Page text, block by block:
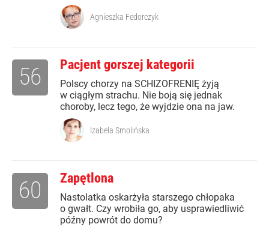
Agnieszka Fedorczyk
Pacjent gorszej kategorii
Polscy chorzy na SCHIZOFRENIĘ żyją
w ciągłym strachu. Nie boją się jednak
choroby, lecz tego, że wyjdzie ona na jaw.
56
Izabela Smolińska
Zapętlona
Nastolatka oskarżyła starszego chłopaka
o gwałt. Czy wrobiła go, aby usprawiedliwić
późny powrót do domu?
60